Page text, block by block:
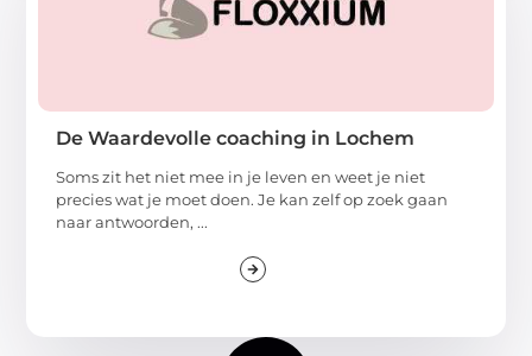
De Waardevolle coaching in Lochem
Soms zit het niet mee in je leven en weet je niet
precies wat je moet doen. Je kan zelf op zoek gaan
naar antwoorden, ...